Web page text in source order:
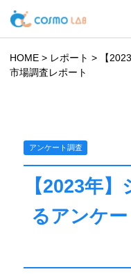
HOME > レポート >
【
市場調査レポート
アンケート調査
【2023年
るアンケ